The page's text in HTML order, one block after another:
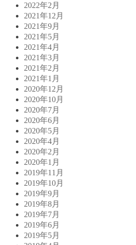
2022年2月
2021年12月
2021年9月
2021年5月
2021年4月
2021年3月
2021年2月
2021年1月
2020年12月
2020年10月
2020年7月
2020年6月
2020年5月
2020年4月
2020年2月
2020年1月
2019年11月
2019年10月
2019年9月
2019年8月
2019年7月
2019年6月
2019年5月